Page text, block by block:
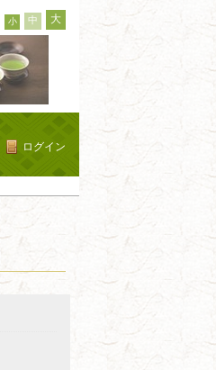
小 中 大
ログイン